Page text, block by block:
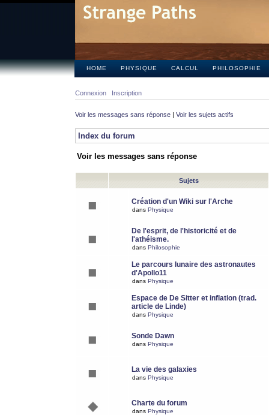
HOME PHYSIQUE CALCUL PHILOSOPHIE
Connexion Inscription
Voir les messages sans réponse | Voir les sujets actifs
Index du forum
Voir les messages sans réponse
Sujets
Création d'un Wiki sur l'Arche
dans Physique
De l'esprit, de l'historicité et de
l'athéisme.
dans Philosophie
Le parcours lunaire des astronautes
d'Apollo11
dans Physique
Espace de De Sitter et inflation (trad.
article de Linde)
dans Physique
Sonde Dawn
dans Physique
La vie des galaxies
dans Physique
Charte du forum
dans Physique